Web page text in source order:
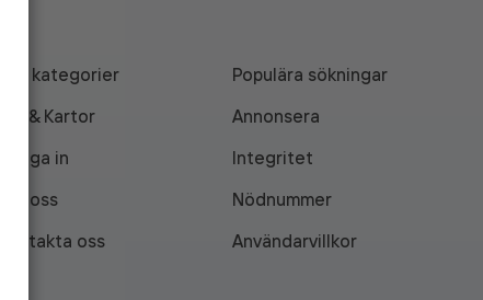
Alla kategorier
Populära sökningar
API & Kartor
Annonsera
Logga in
Integritet
Om oss
Nödnummer
Kontakta oss
Användarvillkor